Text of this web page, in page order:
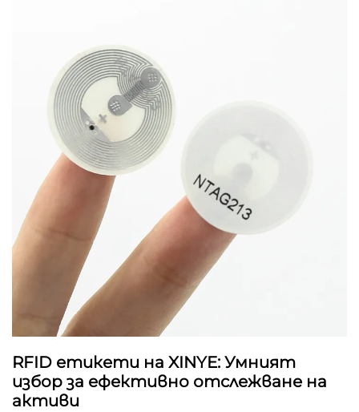
RFID етикети на XINYE: Умният
избор за ефективно отслежване на
активи